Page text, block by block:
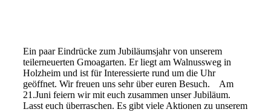
Ein paar Eindrücke zum Jubiläumsjahr von unserem
teilerneuerten Gmoagarten. Er liegt am Walnussweg in
Holzheim und ist für Interessierte rund um die Uhr
geöffnet. Wir freuen uns sehr über euren Besuch. Am
21.Juni feiern wir mit euch zusammen unser Jubiläum.
Lasst euch überraschen. Es gibt viele Aktionen zu unserem